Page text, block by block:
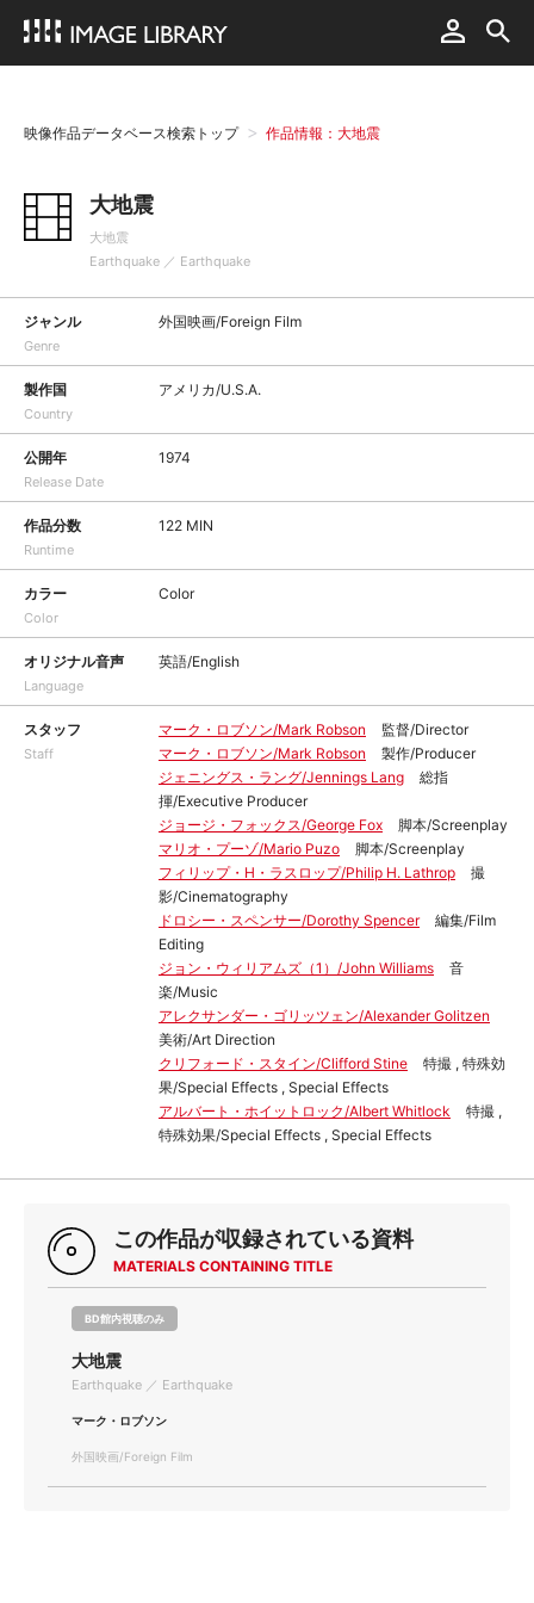
映像作品データベース検索トップ 作品情報：大地震
大地震
大地震
Earthquake ／ Earthquake
ジャンル
Genre
外国映画/Foreign Film
製作国
Country
アメリカ/U.S.A.
公開年
Release Date
1974
作品分数
Runtime
122 MIN
カラー
Color
Color
オリジナル音声
Language
英語/English
スタッフ
Staff
マーク・ロブソン/Mark Robson
監督/Director
マーク・ロブソン/Mark Robson
製作/Producer
ジェニングス・ラング/Jennings Lang
総指
揮/Executive Producer
ジョージ・フォックス/George Fox
脚本/Screenplay
マリオ・プーゾ/Mario Puzo
脚本/Screenplay
フィリップ・H・ラスロップ/Philip H. Lathrop
撮
影/Cinematography
ドロシー・スペンサー/Dorothy Spencer
編集/Film
Editing
ジョン・ウィリアムズ（1）/John Williams
音
楽/Music
アレクサンダー・ゴリッツェン/Alexander Golitzen
美術/Art Direction
クリフォード・スタイン/Clifford Stine
特撮 , 特殊効
果/Special Effects , Special Effects
アルバート・ホイットロック/Albert Whitlock
特撮 ,
特殊効果/Special Effects , Special Effects
この作品が収録されている資料
MATERIALS CONTAINING TITLE
BD館内視聴のみ
大地震
Earthquake ／ Earthquake
マーク・ロブソン
外国映画/Foreign Film